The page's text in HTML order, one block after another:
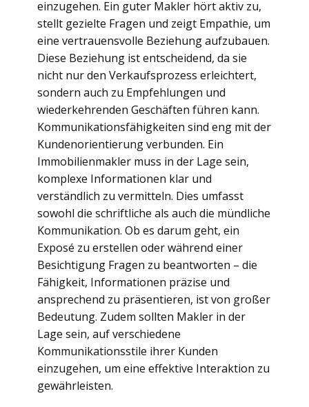
einzugehen. Ein guter Makler hört aktiv zu,
stellt gezielte Fragen und zeigt Empathie, um
eine vertrauensvolle Beziehung aufzubauen.
Diese Beziehung ist entscheidend, da sie
nicht nur den Verkaufsprozess erleichtert,
sondern auch zu Empfehlungen und
wiederkehrenden Geschäften führen kann.
Kommunikationsfähigkeiten sind eng mit der
Kundenorientierung verbunden. Ein
Immobilienmakler muss in der Lage sein,
komplexe Informationen klar und
verständlich zu vermitteln. Dies umfasst
sowohl die schriftliche als auch die mündliche
Kommunikation. Ob es darum geht, ein
Exposé zu erstellen oder während einer
Besichtigung Fragen zu beantworten – die
Fähigkeit, Informationen präzise und
ansprechend zu präsentieren, ist von großer
Bedeutung. Zudem sollten Makler in der
Lage sein, auf verschiedene
Kommunikationsstile ihrer Kunden
einzugehen, um eine effektive Interaktion zu
gewährleisten.